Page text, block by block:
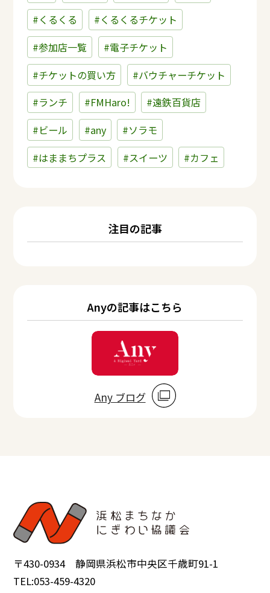
#くるくる
#くるくるチケット
#参加店一覧
#電子チケット
#チケットの買い方
#バウチャーチケット
#ランチ
#FMHaro!
#遠鉄百貨店
#ビール
#any
#ソラモ
#はままちプラス
#スイーツ #カフェ
注目の記事
Anyの記事はこちら
Any ブログ
〒430-0934 静岡県浜松市中央区千歳町91-1
TEL:053-459-4320